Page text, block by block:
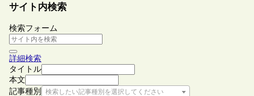
サイト内検索
検索フォーム
詳細検索
タイトル
本文
記事種別
検索したい記事種別を選択してください